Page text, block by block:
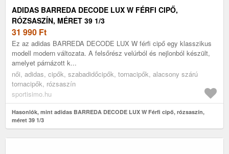
ADIDAS BARREDA DECODE LUX W FÉRFI CIPŐ,
RÓZSASZÍN, MÉRET 39 1/3
31 990 Ft
Ez az adidas BARREDA DECODE LUX W férfi cipő egy klasszikus
modell modern változata. A felsőrész velúrból és nejlonból készült,
amelyet párnázott k...
női, adidas, cipők, szabadidőcipők, tornacipők, alacsony szárú
tornacipők, rózsaszín
sportisimo.hu
Hasonlók, mint adidas BARREDA DECODE LUX W Férfi cipő, rózsaszín,
méret 39 1/3